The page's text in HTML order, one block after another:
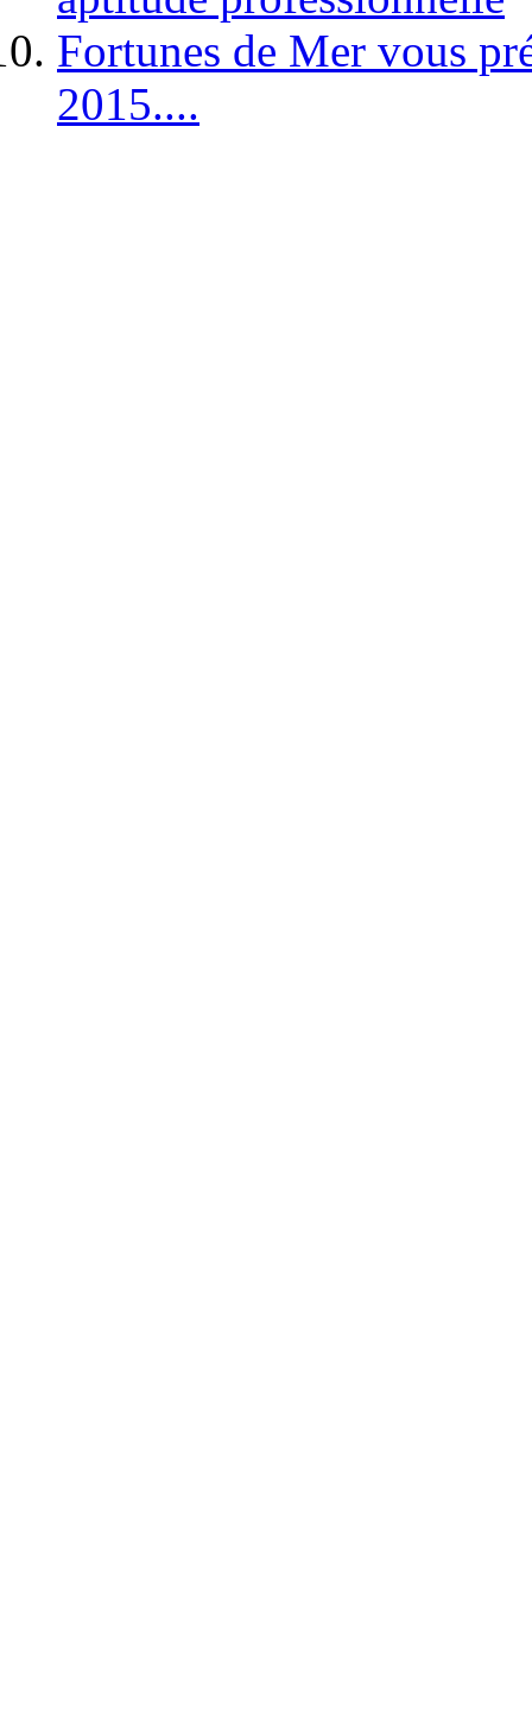
Fortunes de Mer vous
2015....